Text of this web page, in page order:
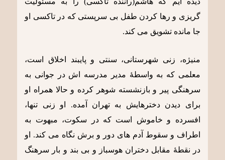
گریزی و رها کردن طفل بی سرپستی که در تاکسی او
جا مانده تشویق می کند.
منیژه، زنی شهرستانی، سنتی و پایبند اخلاق است،
معلمی که به واسطۀ مدیر مدرسه اش در جوانی به
سرهنگی پیر و بازنشسته شوهر کرده و حالا همراه او
برای دیدن دخترهایش به تهران آمده. او زنی تنها،
افسرده و خاموش است که در سکوت، مبهوت به
اطراف و سقوط آدم های دور و برش نگاه می کند. او
در نقطۀ مقابل دختران هوسباز و بی بند و بار سرهنگ